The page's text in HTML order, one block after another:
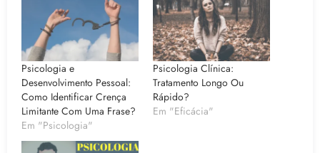
Psicologia e
Desenvolvimento Pessoal:
Como Identificar Crença
Limitante Com Uma Frase?
Em "Psicologia"
Psicologia Clínica:
Tratamento Longo Ou
Rápido?
Em "Eficácia"